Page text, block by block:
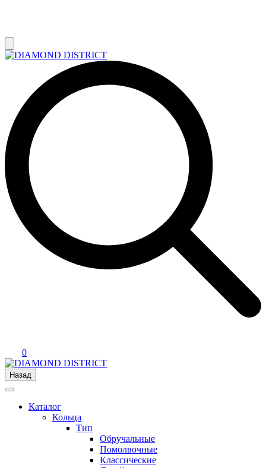
0
Назад
Каталог
Кольца
Тип
Обручальные
Помолвочные
Классические